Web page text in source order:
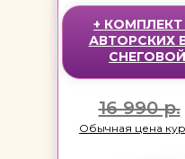
+
АВТОРСКИХ
СНЕГОВОЙ
Обычная цена
16 990 р.